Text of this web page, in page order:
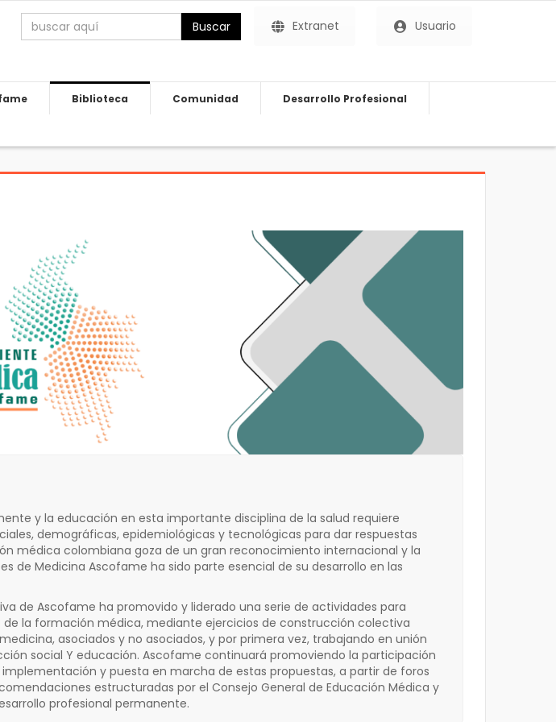
Buscar Extranet Usuario
Biblioteca Comunidad Desarrollo Profesional
y la educación en esta importante disciplina de la salud requiere
demográficas, epidemiológicas y tecnológicas para dar respuestas
médica colombiana goza de un gran reconocimiento internacional y la
de Medicina Ascofame ha sido parte esencial de su desarrollo en las
de Ascofame ha promovido y liderado una serie de actividades para
la formación médica, mediante ejercicios de construcción colectiva
asociados y no asociados, y por primera vez, trabajando en unión
social Y educación. Ascofame continuará promoviendo la participación
y puesta en marcha de estas propuestas, a partir de foros
estructuradas por el Consejo General de Educación Médica y
profesional permanente.